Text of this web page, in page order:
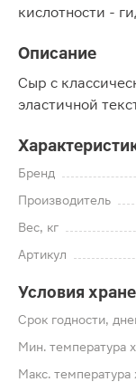
кислотности -
Описание
Сыр с
эластичной
Бренд
Производитель
Вес, кг
Артикул
Условия
Срок годности,
Мин. температура
Макс. температура